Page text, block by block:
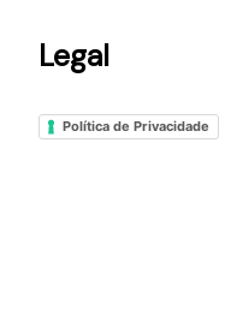
Legal
Política de Privacidade